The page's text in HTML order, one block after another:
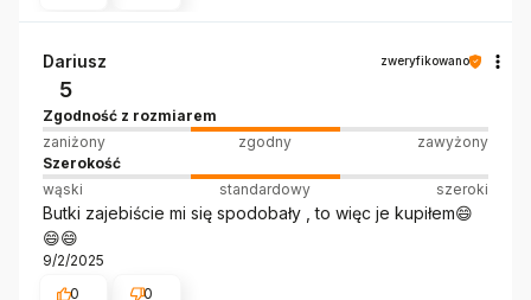
Dariusz zweryfikowano
5
Zgodność z rozmiarem
zaniżony
zgodny
zawyżony
Szerokość
wąski
standardowy szeroki
Butki zajebiście mi się spodobały , to więc je kupiłem😄
😄😄
9/2/2025
0
0